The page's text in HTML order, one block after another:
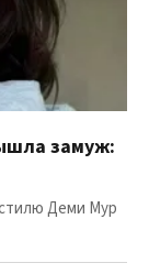
замуж:
Деми Мур